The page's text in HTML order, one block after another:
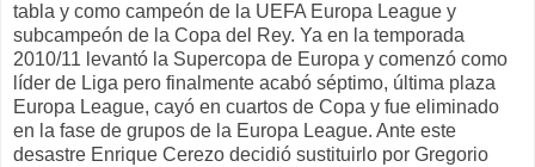
tabla y como campeón de la UEFA Europa League y
subcampeón de la Copa del Rey. Ya en la temporada
2010/11 levantó la Supercopa de Europa y comenzó como
líder de Liga pero finalmente acabó séptimo, última plaza
Europa League, cayó en cuartos de Copa y fue eliminado
en la fase de grupos de la Europa League. Ante este
desastre Enrique Cerezo decidió sustituirlo por Gregorio